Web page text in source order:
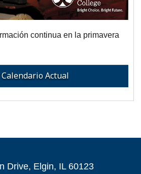
continua en la primavera
Actual
Drive, Elgin, IL 60123